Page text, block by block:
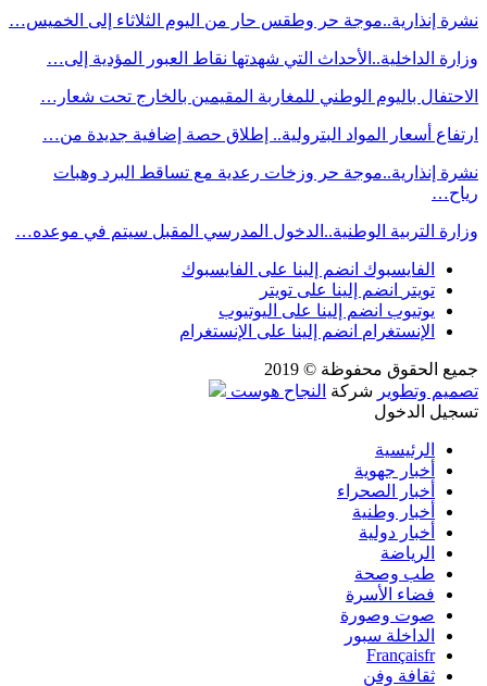
نشرة إنذارية..موجة حر وطقس حار من اليوم الثلاثاء إلى الخميس…
وزارة الداخلية..الأحداث التي شهدتها نقاط العبور المؤدية إلى…
الاحتفال باليوم الوطني للمغاربة المقيمين بالخارج تحت شعار…
ارتفاع أسعار المواد البترولية.. إطلاق حصة إضافية جديدة من…
نشرة إنذارية..موجة حر وزخات رعدية مع تساقط البرد وهبات
رياح…
وزارة التربية الوطنية..الدخول المدرسي المقبل سیتم في موعده…
الفايسبوك انضم إلينا على الفايسبوك
تويتر
انضم إلينا على تويتر
يوتيوب انضم إلينا على اليوتيوب
الإنستغرام انضم إلينا على الإنستغرام
جميع الحقوق محفوظة © 2019
تصميم وتطوير شركة النجاح هوست
تسجيل الدخول
الرئيسية
أخبار جهوية
أخبار الصحراء
أخبار وطنية
أخبار دولية
الرياضة
طب وصحة
فضاء الأسرة
صوت وصورة
الداخلة سبور
Françaisfr
ثقافة وفن